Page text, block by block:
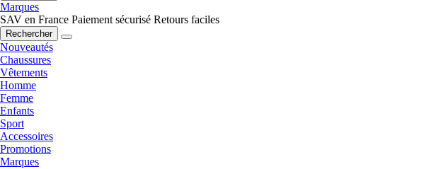
Marques
SAV en France Paiement sécurisé Retours faciles
Rechercher
Nouveautés
Chaussures
Vêtements
Homme
Femme
Enfants
Sport
Accessoires
Promotions
Marques